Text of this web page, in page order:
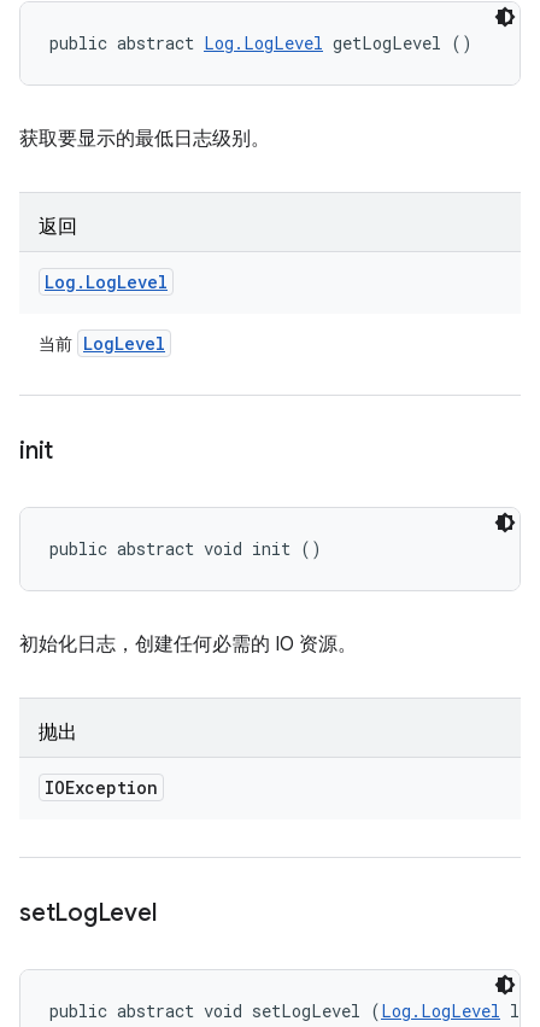
public abstract Log.LogLevel getLogLevel ()
获取要显示的最低日志级别。
返回
Log . LogLevel
当前 LogLevel
init
public abstract void init ()
初始化日志，创建任何必需的 IO 资源。
抛出
IOException
setLogLevel
public abstract void setLogLevel (Log.LogLevel